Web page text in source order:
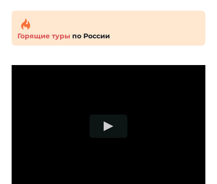
Горящие туры по России